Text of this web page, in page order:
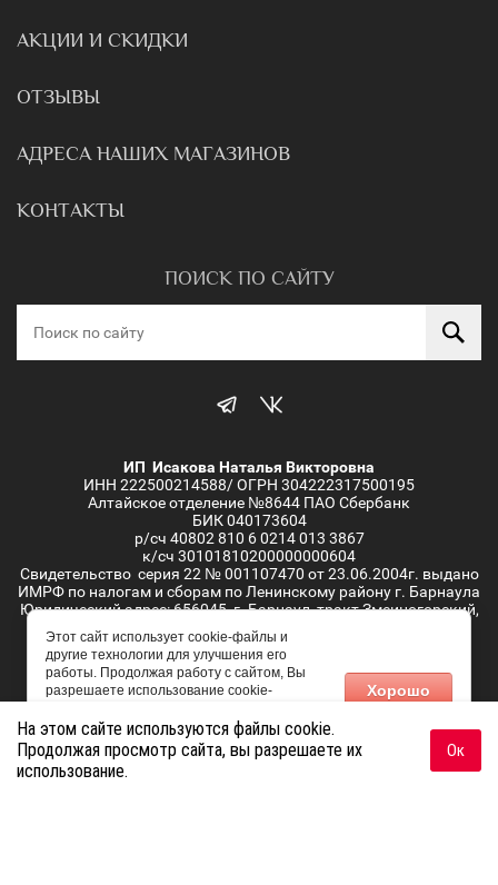
АКЦИИ И СКИДКИ
ОТЗЫВЫ
АДРЕСА НАШИХ МАГАЗИНОВ
КОНТАКТЫ
ПОИСК ПО САЙТУ
ИП Исакова Наталья Викторовна
ИНН 222500214588/ ОГРН 304222317500195
Алтайское отделение №8644 ПАО Сбербанк
БИК 040173604
р/сч 40802 810 6 0214 013 3867
к/сч 30101810200000000604
Свидетельство серия 22 № 001107470 от 23.06.2004г. выдано
ИМРФ по налогам и сборам по Ленинскому району г. Барнаула
Юридический адрес: 656045, г. Барнаул, тракт Змеиногорский,
д.69Л/4, кв.2
Copyright © 2021 - 2026
На этом сайте используются файлы cookie.
Продолжая просмотр сайта, вы разрешаете их
использование.
Ок
Этот сайт использует cookie-файлы и
другие технологии для улучшения его
работы. Продолжая работу с сайтом, Вы
разрешаете использование cookie-
файлы cookie в настройках Вашего
браузера.
Хорошо